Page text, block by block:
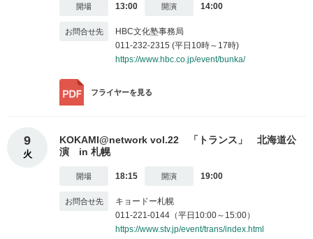
13:00 14:00
HBC文化塾事務局
011-232-2315 (平日10時～17時)
https://www.hbc.co.jp/event/bunka/
フライヤーを見る
9
火
KOKAMI@network vol.22 「トランス」 北海道公
演 in 札幌
18:15 19:00
キョードー札幌
011-221-0144（平日10:00～15:00）
https://www.stv.jp/event/trans/index.html